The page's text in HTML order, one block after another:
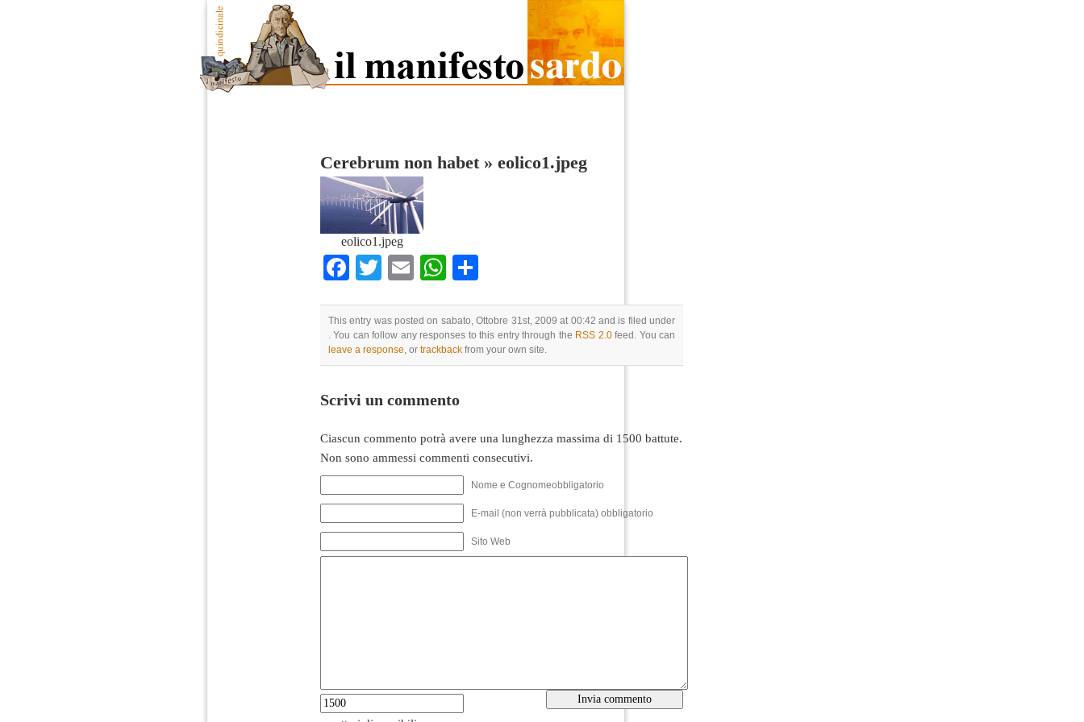
Cerebrum non habet» eolico1.jpeg
eolico1.jpeg
Facebook
TwitterEmailWhatsApp
This entry was posted on sabato, Ottobre 31st, 2009 at 00:42 and is filed under
. You can follow any responses to this entry through the RSS 2.0feed. You can
leave a response, or trackback from your own site.
Scrivi un commento
Ciascun commento potrà avere una lunghezza massima di 1500 battute.
Non sono ammessi commenti consecutivi.
Nome e Cognomeobbligatorio
E-mail (non verrà pubblicata) obbligatorio
Sito Web